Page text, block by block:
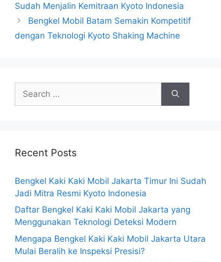
Sudah Menjalin Kemitraan Kyoto Indonesia
Bengkel Mobil Batam Semakin Kompetitif
dengan Teknologi Kyoto Shaking Machine
Recent Posts
Bengkel Kaki Kaki Mobil Jakarta Timur Ini Sudah
Jadi Mitra Resmi Kyoto Indonesia
Daftar Bengkel Kaki Kaki Mobil Jakarta yang
Menggunakan Teknologi Deteksi Modern
Mengapa Bengkel Kaki Kaki Mobil Jakarta Utara
Mulai Beralih ke Inspeksi Presisi?